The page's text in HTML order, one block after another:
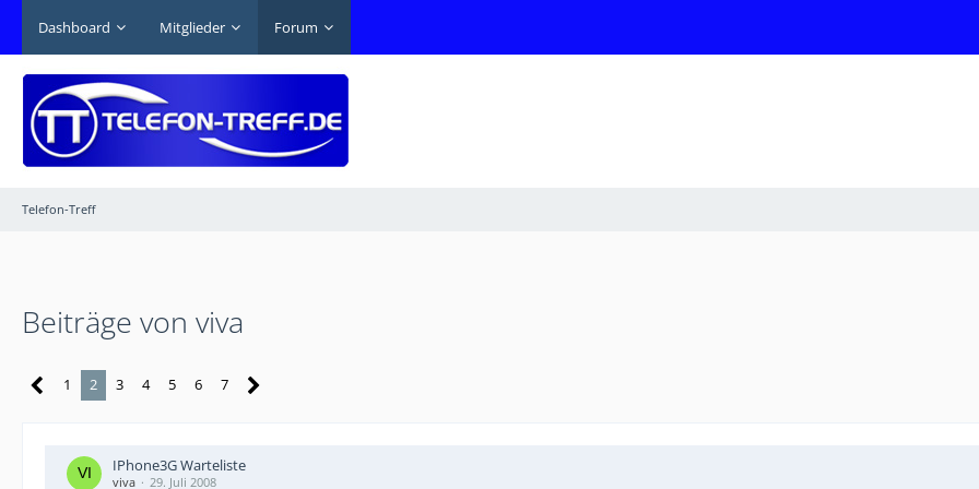
Dashboard Mitglieder Forum
Telefon-Treff
Beiträge von viva
1 2 3 4 5 6 7
IPhone3G Warteliste
viva 29. Juli 2008